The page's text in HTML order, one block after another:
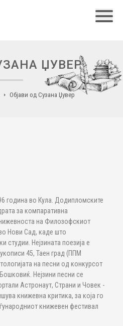
ЏУВЕР
Објави од Сузана Џувер
година во Кула. Додипломските
за компаративна
на Филозофскиот
Нови Сад, каде што
студии. Нејзината поезија е
45, Таен град (ППМ
на песни од конкурсот
Нејзини песни се
Астронаут, Страни и Човек -
книжевна критика, за која го
книжевен фестивал